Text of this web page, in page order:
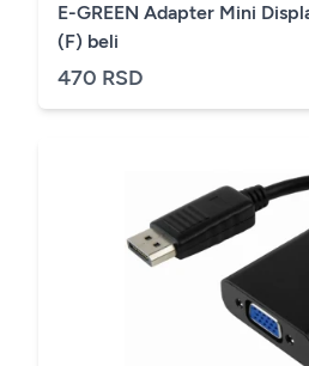
E-GREEN Adapter Mini
(F) beli
470 RSD